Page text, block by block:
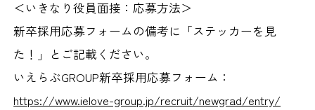
＜いきなり役員面接：応募方法＞
新卒採用応募フォームの備考に「ステッカーを見
た！」とご記載ください。
いえらぶGROUP新卒採用応募フォーム：
https://www.ielove-group.jp/recruit/newgrad/entry/